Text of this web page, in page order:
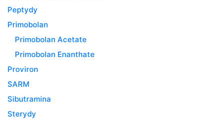
Peptydy
Primobolan
Primobolan Acetate
Primobolan Enanthate
Proviron
SARM
Sibutramina
Sterydy